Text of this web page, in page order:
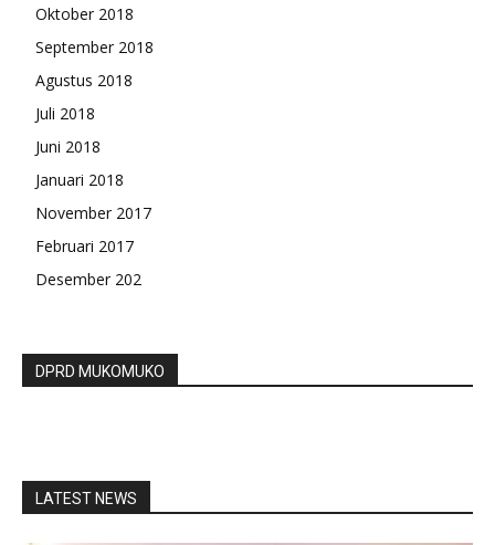
Oktober 2018
September 2018
Agustus 2018
Juli 2018
Juni 2018
Januari 2018
November 2017
Februari 2017
Desember 202
DPRD MUKOMUKO
LATEST NEWS